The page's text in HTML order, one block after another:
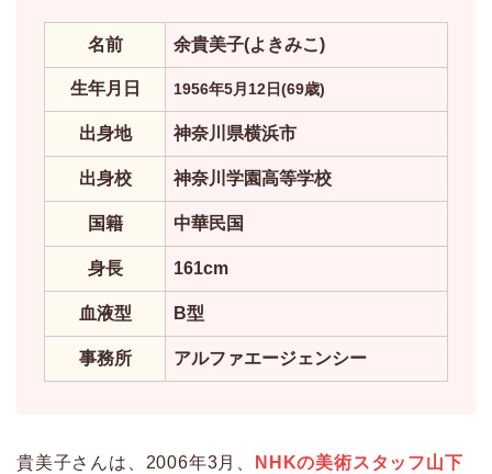
名前 余貴美子(よきみこ)
生年月日 1956年5月12日(69歳)
出身地 神奈川県横浜市
出身校 神奈川学園高等学校
国籍 中華民国
身長 161cm
血液型 B型
事務所 アルファエージェンシー
貴美子さんは、2006年3月、
NHKの美術スタッフ山下